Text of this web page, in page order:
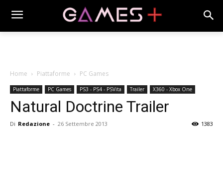
Home Piattaforme PC Games
Piattaforme PC Games PS3 - PS4 - PSVita Trailer X360 - Xbox One
Natural Doctrine Trailer
Di Redazione - 26 Settembre 2013 1383